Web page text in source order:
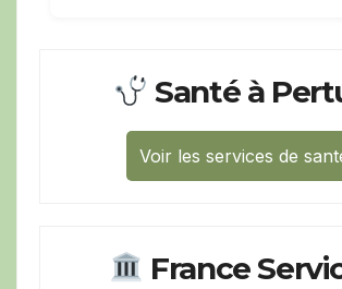
Santé à
Voir les services de
France